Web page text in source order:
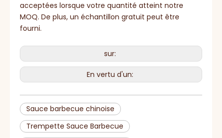
acceptées lorsque votre quantité atteint notre
MOQ. De plus, un échantillon gratuit peut être
fourni.
sur:
En vertu d'un:
Sauce barbecue chinoise
Trempette Sauce Barbecue